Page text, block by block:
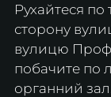
Рухайтеся по
сторону
вулицю
побачите по
органний